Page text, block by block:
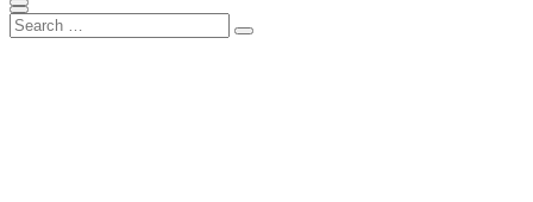
Scroll
to
Close
Search
for:
Search